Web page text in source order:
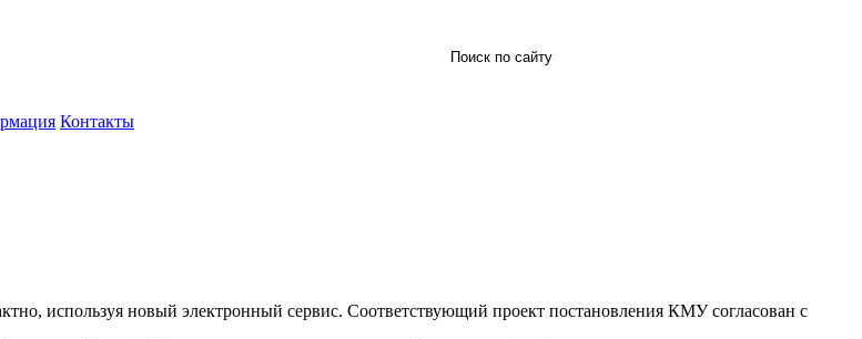
Контакты
используя новый электронный сервис. Соответствующий проект постановления КМУ согласован с